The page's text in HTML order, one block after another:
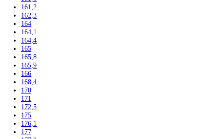
102
104
117,5
122
122,5
123
123,6
124,1
125
135
136
137,2
139,7
140
140,1